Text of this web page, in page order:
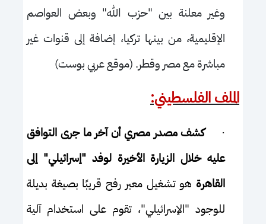
وغير معلنة بين "حزب الله" وبعض العواصم
الإقليمية، من بينها تركيا، إضافة إلى قنوات غير
مباشرة مع مصر وقطر. (موقع عربي بوست)
الملف الفلسطيني:
·كشف مصدر مصري أن آخر ما جرى التوافق
عليه خلال الزيارة الأخيرة لوفد "إسرائيلي" إلى
القاهرة هو تشغيل معبر رفح قريبًا بصيغة بديلة
للوجود "الإسرائيلي"، تقوم على استخدام آلية